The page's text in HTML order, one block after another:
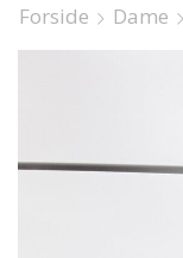
Forside Dame